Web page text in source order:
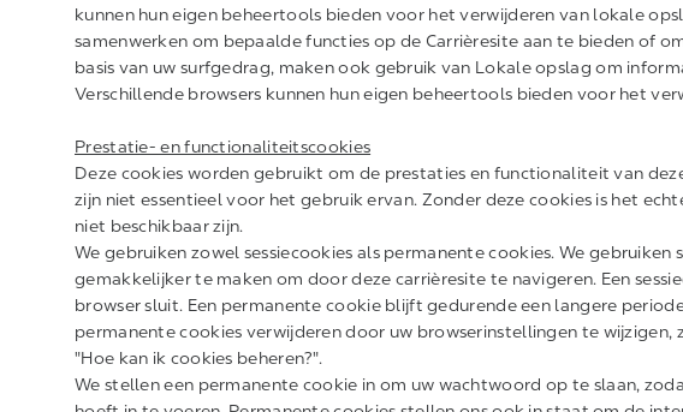
kunnen hun eigen beheertools bieden voor het verwijderen van lokale
samenwerken om bepaalde functies op de Carrièresite aan te bieden of
basis van uw surfgedrag, maken ook gebruik van Lokale opslag om
Verschillende browsers kunnen hun eigen beheertools bieden voor het
Prestatie- en functionaliteitscookies
Deze cookies worden gebruikt om de prestaties en functionaliteit van
zijn niet essentieel voor het gebruik ervan. Zonder deze cookies is het
niet beschikbaar zijn.
We gebruiken zowel sessiecookies als permanente cookies. We gebruiken
gemakkelijker te maken om door deze carrièresite te navigeren. Een
browser sluit. Een permanente cookie blijft gedurende een langere
permanente cookies verwijderen door uw browserinstellingen te wijzigen,
"Hoe kan ik cookies beheren?".
We stellen een permanente cookie in om uw wachtwoord op te slaan,